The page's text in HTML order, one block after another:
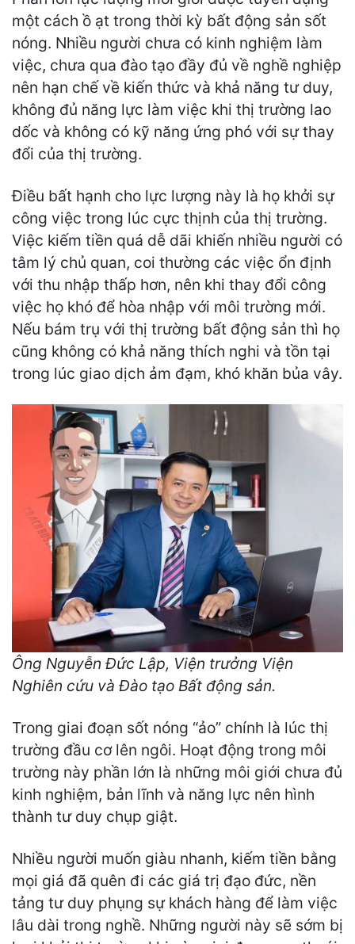
một cách ồ ạt trong thời kỳ bất động sản sốt
nóng. Nhiều người chưa có kinh nghiệm làm
việc, chưa qua đào tạo đầy đủ về nghề nghiệp
nên hạn chế về kiến thức và khả năng tư duy,
không đủ năng lực làm việc khi thị trường lao
dốc và không có kỹ năng ứng phó với sự thay
đổi của thị trường.
Điều bất hạnh cho lực lượng này là họ khởi sự
công việc trong lúc cực thịnh của thị trường.
Việc kiếm tiền quá dễ dãi khiến nhiều người có
tâm lý chủ quan, coi thường các việc ổn định
với thu nhập thấp hơn, nên khi thay đổi công
việc họ khó để hòa nhập với môi trường mới.
Nếu bám trụ với thị trường bất động sản thì họ
cũng không có khả năng thích nghi và tồn tại
trong lúc giao dịch ảm đạm, khó khăn bủa vây.
Ông Nguyễn Đức Lập, Viện trưởng Viện
Nghiên cứu và Đào tạo Bất động sản.
Trong giai đoạn sốt nóng “ảo” chính là lúc thị
trường đầu cơ lên ngôi. Hoạt động trong môi
trường này phần lớn là những môi giới chưa đủ
kinh nghiệm, bản lĩnh và năng lực nên hình
thành tư duy chụp giật.
Nhiều người muốn giàu nhanh, kiếm tiền bằng
mọi giá đã quên đi các giá trị đạo đức, nền
tảng tư duy phụng sự khách hàng để làm việc
lâu dài trong nghề. Những người này sẽ sớm bị